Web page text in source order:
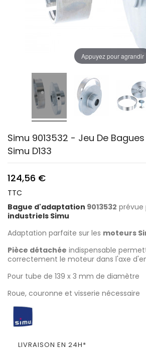
Appuyez pour agrandir
Simu 9013532 - Jeu De
Simu D133
124,56 €
TTC
Bague d'adaptation 9013532 prévue
industriels Simu
Adaptation parfaite sur les moteurs
Pièce détachée indispensable
correctement le moteur dans l'axe
Pour tube de 139 x 3 mm de diamètre
Roue, couronne et visserie nécessaire
LIVRAISON EN 24H*